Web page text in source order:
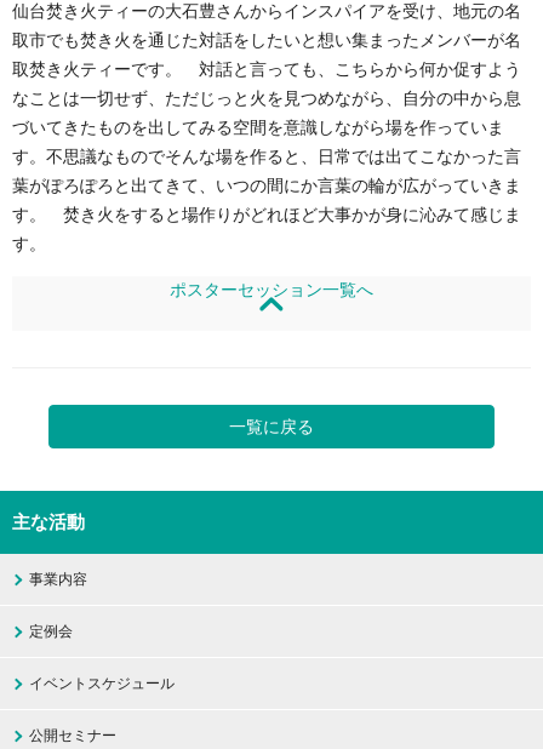
仙台焚き火ティーの大石豊さんからインスパイアを受け、地元の名
取市でも焚き火を通じた対話をしたいと想い集まったメンバーが名
取焚き火ティーです。 対話と言っても、こちらから何か促すよう
なことは一切せず、ただじっと火を見つめながら、自分の中から息
づいてきたものを出してみる空間を意識しながら場を作っていま
す。不思議なものでそんな場を作ると、日常では出てこなかった言
葉がぽろぽろと出てきて、いつの間にか言葉の輪が広がっていきま
す。 焚き火をすると場作りがどれほど大事かが身に沁みて感じま
す。
ポスターセッション一覧へ
一覧に戻る
主な活動
事業内容
定例会
イベントスケジュール
公開セミナー